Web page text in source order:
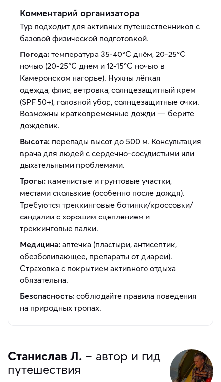
Комментарий организатора
Тур подходит для активных путешественников с
базовой физической подготовкой.
Погода: температура 35-40°C днём, 20-25°C
ночью (20-25°C днем и 12-15°C ночью в
Камеронском нагорье). Нужны лёгкая
одежда, флис, ветровка, солнцезащитный крем
(SPF 50+), головной убор, солнцезащитные очки.
Возможны кратковременные дожди — берите
дождевик.
Высота: перепады высот до 500 м. Консультация
врача для людей с сердечно-сосудистыми или
дыхательными проблемами.
Тропы: каменистые и грунтовые участки,
местами скользкие (особенно после дождя).
Требуются треккинговые ботинки/кроссовки/
сандалии с хорошим сцеплением и
треккинговые палки.
Медицина: аптечка (пластыри, антисептик,
обезболивающее, препараты от диареи).
Страховка с покрытием активного отдыха
обязательна.
Безопасность: соблюдайте правила поведения
на природных тропах.
Станислав Л. – автор и гид
путешествия